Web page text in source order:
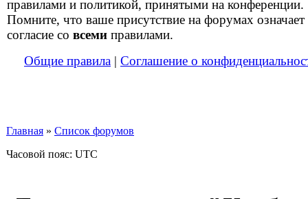
правилами и политикой, принятыми на конференции.
Помните, что ваше присутствие на форумах означает
согласие со всеми правилами.
Общие правила | Соглашение о
Главная » Список форумов
Часовой пояс: UTC